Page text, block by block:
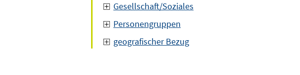
Gesellschaft/Soziales
Personengruppen
geografischer Bezug